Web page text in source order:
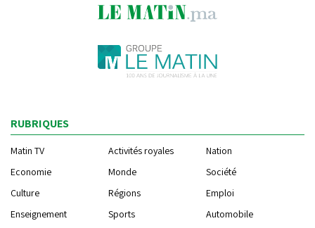
RUBRIQUES
Matin TV Activités royales
Nation
Economie
Monde
Société
Culture
Régions
Emploi
Enseignement
Sports
Automobile